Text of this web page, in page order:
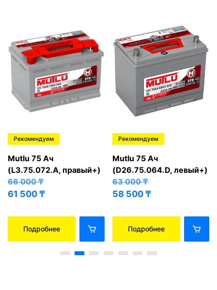
Рекомендуем
Mutlu 75 Ач
(L3.75.072.A, правый+)
66 000₸
61 500₸
Подробнее
Рекомендуем
Mutlu 75 Ач
(D26.75.064.D, левый+)
63 000₸
58 500₸
Подробнее